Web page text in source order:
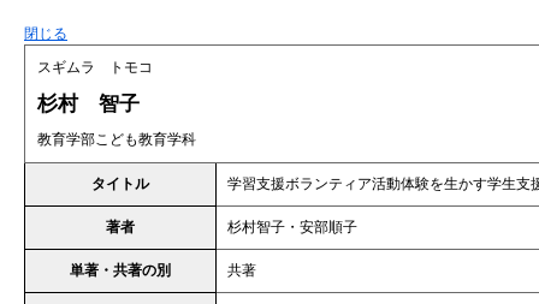
閉じる
スギムラ トモコ
杉村 智子
教育学部こども教育学科
タイトル 学習支援ボランティア活動体験を生かす学生
著者 杉村智子・安部順子
単著・共著の別 共著